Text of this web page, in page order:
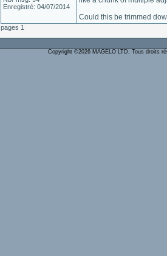
Enregistré: 04/07/2014
Could this be trimmed
pages 1
Copyright ©2026 MAGELO LTD. Tous droits